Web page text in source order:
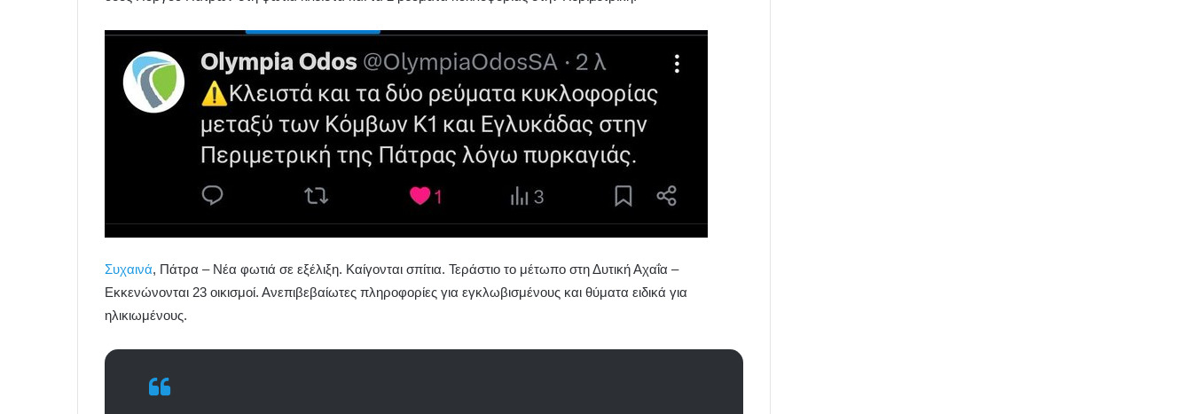
Συχαινά, Πάτρα – Νέα φωτιά σε εξέλιξη. Καίγονται σπίτια. Τεράστιο το μέτωπο στη Δυτική Αχαΐα –
Εκκενώνονται 23 οικισμοί. Ανεπιβεβαίωτες πληροφορίες για εγκλωβισμένους και θύματα ειδικά για
ηλικιωμένους.